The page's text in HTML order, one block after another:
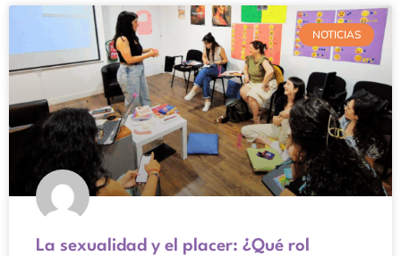
NOTICIAS
La sexualidad y el placer: ¿Qué rol